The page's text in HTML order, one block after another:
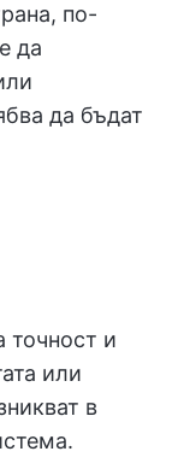
по-
да
да бъдат
точност и
или
в